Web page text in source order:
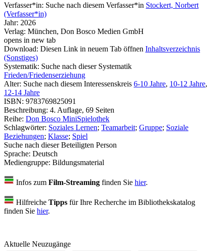
Verfasser*in: Suche nach diesem Verfasser*in Stockert, Norbert
(Verfasser*in)
Jahr: 2026
Verlag: München, Don Bosco Medien GmbH
opens in new tab
Download: Diesen Link in neuem Tab öffnen Inhaltsverzeichnis
(Sonstiges)
Systematik: Suche nach dieser Systematik
Frieden/Friedenserziehung
Alter: Suche nach diesem Interessenskreis 6-10 Jahre, 10-12 Jahre,
12-14 Jahre
ISBN: 9783769825091
Beschreibung: 4. Auflage, 69 Seiten
Reihe: Don Bosco MiniSpielothek
Schlagwörter: Soziales Lernen; Teamarbeit; Gruppe; Soziale
Beziehungen; Klasse; Spiel
Suche nach dieser Beteiligten Person
Sprache: Deutsch
Mediengruppe: Bildungsmaterial
Infos zum Film-Streaming finden Sie hier.
Hilfreiche Tipps für Ihre Recherche im Bibliothekskatalog
finden Sie hier.
Aktuelle Neuzugänge